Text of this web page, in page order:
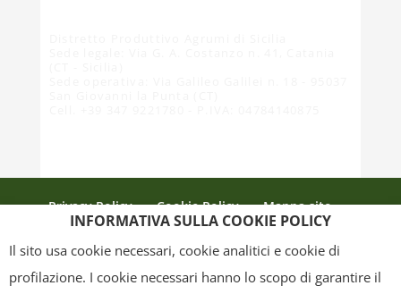
Privacy Policy Cookie Policy
Mappa sito
INFORMATIVA SULLA COOKIE POLICY
Il sito usa cookie necessari, cookie analitici e cookie di
profilazione. I cookie necessari hanno lo scopo di garantire il